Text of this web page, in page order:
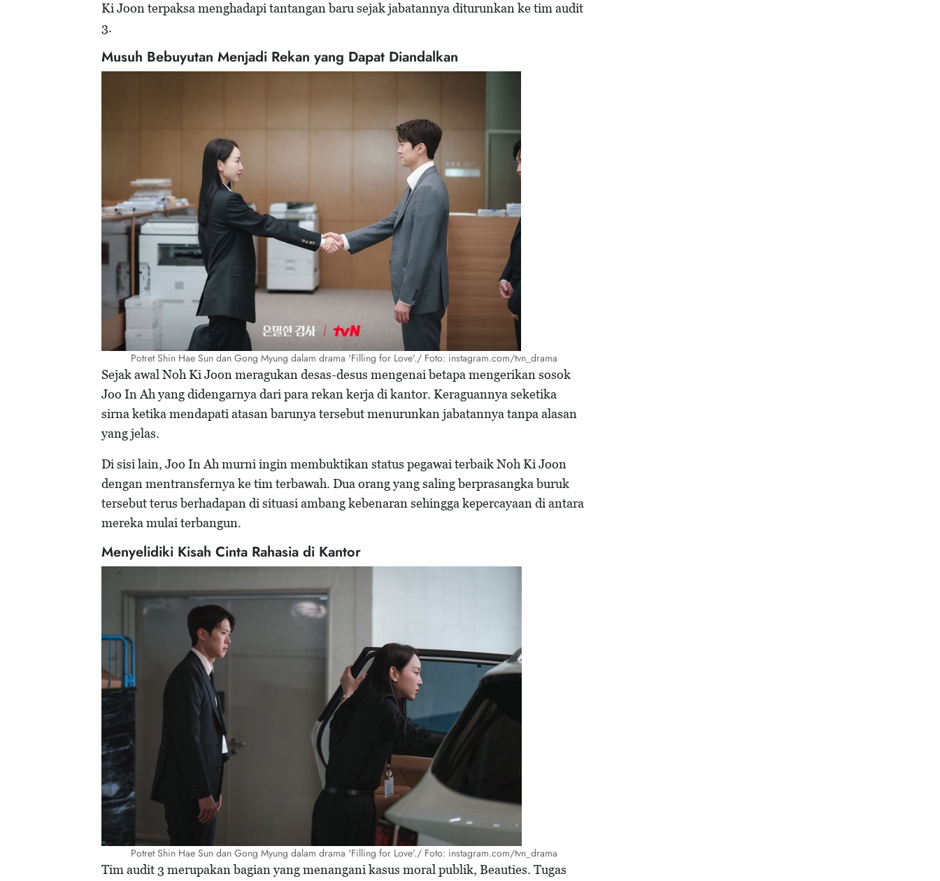
Ki Joon terpaksa menghadapi tantangan baru sejak jabatannya diturunkan ke tim audit
3.
Musuh Bebuyutan Menjadi Rekan yang Dapat Diandalkan
Potret Shin Hae Sun dan Gong Myung dalam drama 'Filling for Love'./ Foto: instagram.com/tvn_drama
Sejak awal Noh Ki Joon meragukan desas-desus mengenai betapa mengerikan sosok
Joo In Ah yang didengarnya dari para rekan kerja di kantor. Keraguannya seketika
sirna ketika mendapati atasan barunya tersebut menurunkan jabatannya tanpa alasan
yang jelas.
Di sisi lain, Joo In Ah murni ingin membuktikan status pegawai terbaik Noh Ki Joon
dengan mentransfernya ke tim terbawah. Dua orang yang saling berprasangka buruk
tersebut terus berhadapan di situasi ambang kebenaran sehingga kepercayaan di antara
mereka mulai terbangun.
Menyelidiki Kisah Cinta Rahasia di Kantor
Potret Shin Hae Sun dan Gong Myung dalam drama 'Filling for Love'./ Foto: instagram.com/tvn_drama
Tim audit 3 merupakan bagian yang menangani kasus moral publik, Beauties. Tugas